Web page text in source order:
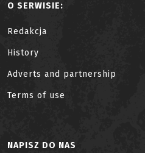
O SERWISIE:
Redakcja
History
Adverts and partnership
Terms of use
NAPISZ DO NAS